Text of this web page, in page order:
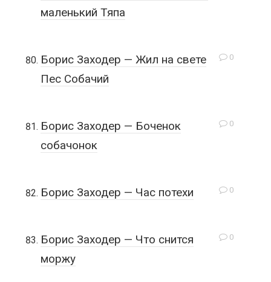
маленький Тяпа
0
Борис Заходер — Жил на свете
Пес Собачий
0
Борис Заходер — Боченок
собачонок
0
Борис Заходер — Час потехи
0
Борис Заходер — Что снится
моржу